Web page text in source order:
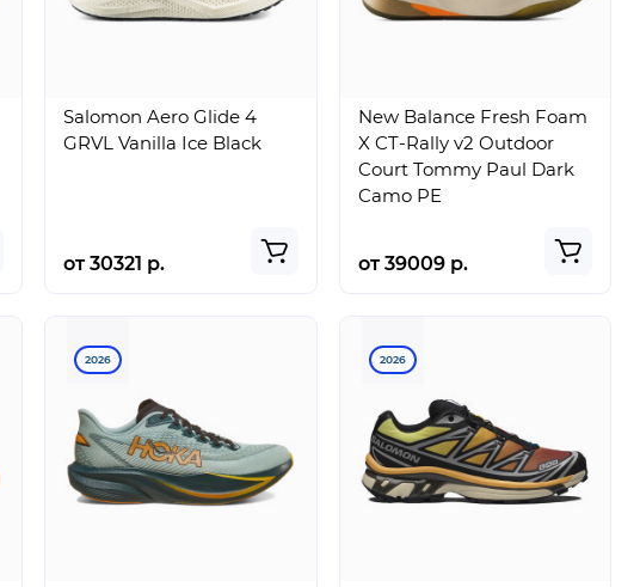
Salomon Aero Glide 4
GRVL Vanilla Ice Black
от 30321 р.
New Balance Fresh Foam
X CT-Rally v2 Outdoor
Court Tommy Paul Dark
Camo PE
от 39009 р.
2026 2026